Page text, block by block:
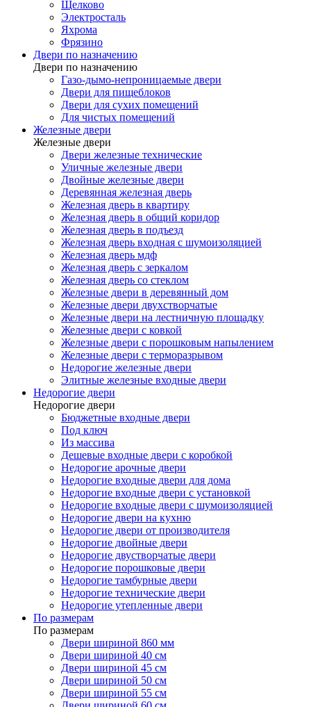
Щелково
Электросталь
Яхрома
Фрязино
Двери по назначению
Двери по назначению
Газо-дымо-непроницаемые двери
Двери для пищеблоков
Двери для сухих помещений
Для чистых помещений
Железные двери
Железные двери
Двери железные технические
Уличные железные двери
Двойные железные двери
Деревянная железная дверь
Железная дверь в квартиру
Железная дверь в общий коридор
Железная дверь в подъезд
Железная дверь входная с шумоизоляцией
Железная дверь мдф
Железная дверь с зеркалом
Железная дверь со стеклом
Железные двери в деревянный дом
Железные двери двухстворчатые
Железные двери на лестничную площадку
Железные двери с ковкой
Железные двери с порошковым напылением
Железные двери с терморазрывом
Недорогие железные двери
Элитные железные входные двери
Недорогие двери
Недорогие двери
Бюджетные входные двери
Под ключ
Из массива
Дешевые входные двери с коробкой
Недорогие арочные двери
Недорогие входные двери для дома
Недорогие входные двери с установкой
Недорогие входные двери с шумоизоляцией
Недорогие двери на кухню
Недорогие двери от производителя
Недорогие двойные двери
Недорогие двустворчатые двери
Недорогие порошковые двери
Недорогие тамбурные двери
Недорогие технические двери
Недорогие утепленные двери
По размерам
По размерам
Двери шириной 860 мм
Двери шириной 40 см
Двери шириной 45 см
Двери шириной 50 см
Двери шириной 55 см